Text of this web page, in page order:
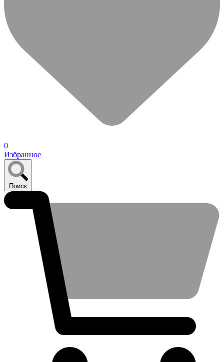
0
Избранное
Поиск